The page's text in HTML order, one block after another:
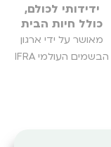
ידידותי לכולם,
כולל חיות הבית
מאושר על ידי ארגון
הבשמים העולמי IFRA